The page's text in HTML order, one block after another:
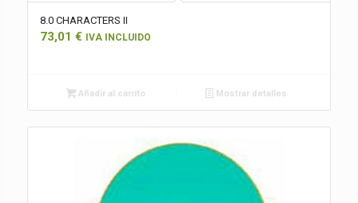
8.0 CHARACTERS II
73,01 € IVA INCLUIDO
Añadir al carrito Mostrar detalles